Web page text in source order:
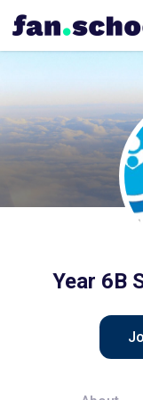
Year 6B